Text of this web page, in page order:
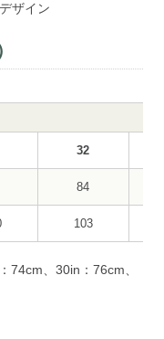
ザイン
32
84
103
74cm、30in：76cm、